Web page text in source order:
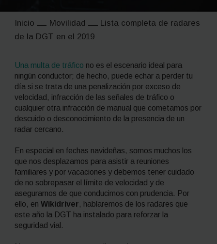
Inicio Movilidad
Lista completa de radares
de la DGT en el 2019
Una multa de tráfico no es el escenario ideal para
ningún conductor; de hecho, puede echar a perder tu
día si se trata de una penalización por exceso de
velocidad, infracción de las señales de tráfico o
cualquier otra infracción de manual que cometamos por
descuido o desconocimiento de la presencia de un
radar cercano.
En especial en fechas navideñas, somos muchos los
que nos desplazamos para asistir a reuniones
familiares y por vacaciones y debemos tener cuidado
de no sobrepasar el límite de velocidad y de
asegurarnos de que conducimos con prudencia. Por
ello, en Wikidriver, hablaremos de los radares que
este año la DGT ha instalado para reforzar la
seguridad vial.